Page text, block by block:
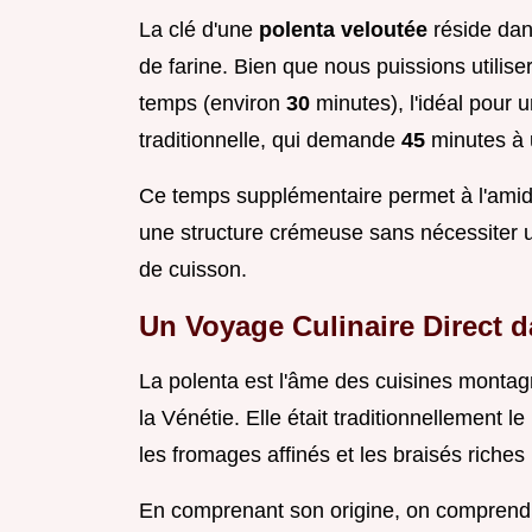
La clé d'une polenta veloutée réside
de farine. Bien que nous puissions
temps (environ 30 minutes), l'idéal pour
traditionnelle, qui demande 45 minutes à
Ce temps supplémentaire permet à
une structure crémeuse sans nécessiter
de cuisson.
Un Voyage Culinaire Direct
La polenta est l'âme des cuisines
la Vénétie. Elle était traditionnellement
les fromages affinés et les braisés
En comprenant son origine, on